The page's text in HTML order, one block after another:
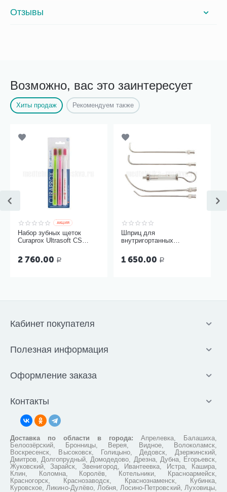
Отзывы
Возможно, вас это заинтересует
Хиты продаж Рекомендуем также
AКЦИЯ
Набор зубных щеток
Curaprox Ultrasoft CS
2 760.00 Р
Шприц для
внутригортанных
миндалин, 5 мл Ш-14-5
1 650.00 Р
Кабинет покупателя
Полезная информация
Оформление заказа
Контакты
Доставка по области в города: Апрелевка, Балашиха,
Белоозёрский, Бронницы, Верея, Видное, Волоколамск,
Воскресенск, Высоковск, Голицыно, Дедовск, Дзержинский,
Дмитров, Долгопрудный, Домодедово, Дрезна, Дубна, Егорьевск,
Жуковский, Зарайск, Звенигород, Ивантеевка, Истра, Кашира,
Клин, Коломна, Королёв, Котельники, Красноармейск,
Красногорск, Краснозаводск, Краснознаменск, Кубинка,
Куровское, Ликино-Дулёво, Лобня, Лосино-Петровский, Луховицы,